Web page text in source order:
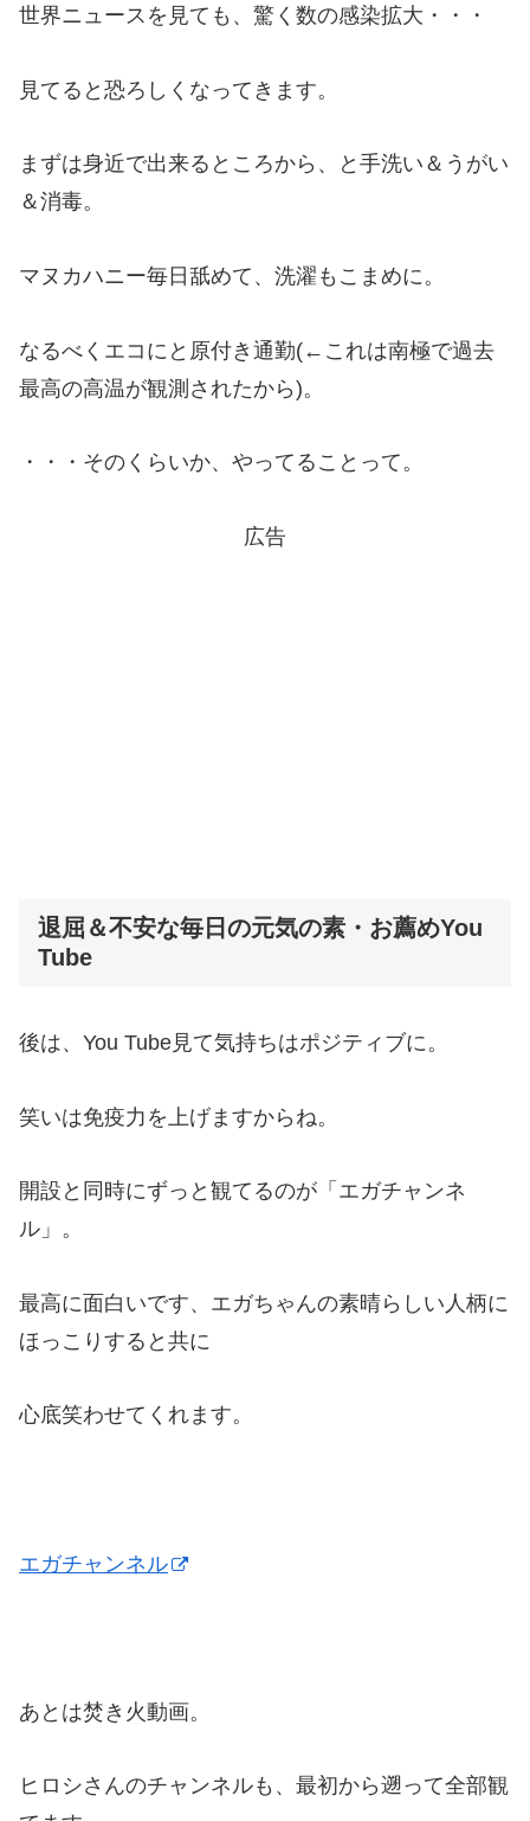
世界ニュースを見ても、驚く数の感染拡大・・・
見てると恐ろしくなってきます。
まずは身近で出来るところから、と手洗い＆うがい
＆消毒。
マヌカハニー毎日舐めて、洗濯もこまめに。
なるべくエコにと原付き通勤(←これは南極で過去
最高の高温が観測されたから)。
・・・そのくらいか、やってることって。
広告
退屈＆不安な毎日の元気の素・お薦めYou
Tube
後は、You Tube見て気持ちはポジティブに。
笑いは免疫力を上げますからね。
開設と同時にずっと観てるのが「エガチャンネ
ル」。
最高に面白いです、エガちゃんの素晴らしい人柄に
ほっこりすると共に
心底笑わせてくれます。
エガチャンネル
あとは焚き火動画。
ヒロシさんのチャンネルも、最初から遡って全部観